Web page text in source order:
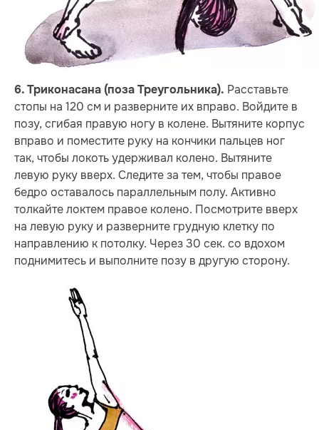
6. Триконасана (поза Треугольника). Расставьте
стопы на 120 см и разверните их вправо. Войдите в
позу, сгибая правую ногу в колене. Вытяните корпус
вправо и поместите руку на кончики пальцев ног
так, чтобы локоть удерживал колено. Вытяните
левую руку вверх. Следите за тем, чтобы правое
бедро оставалось параллельным полу. Активно
толкайте локтем правое колено. Посмотрите вверх
на левую руку и разверните грудную клетку по
направлению к потолку. Через 30 сек. со вдохом
поднимитесь и выполните позу в другую сторону.